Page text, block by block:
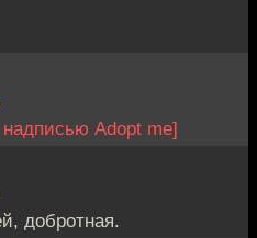
Adopt me]
добротная.